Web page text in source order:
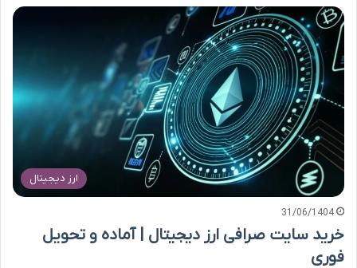
ارز دیجیتال
31/06/1404
خرید سایت صرافی ارز دیجیتال | آماده و تحویل
فوری